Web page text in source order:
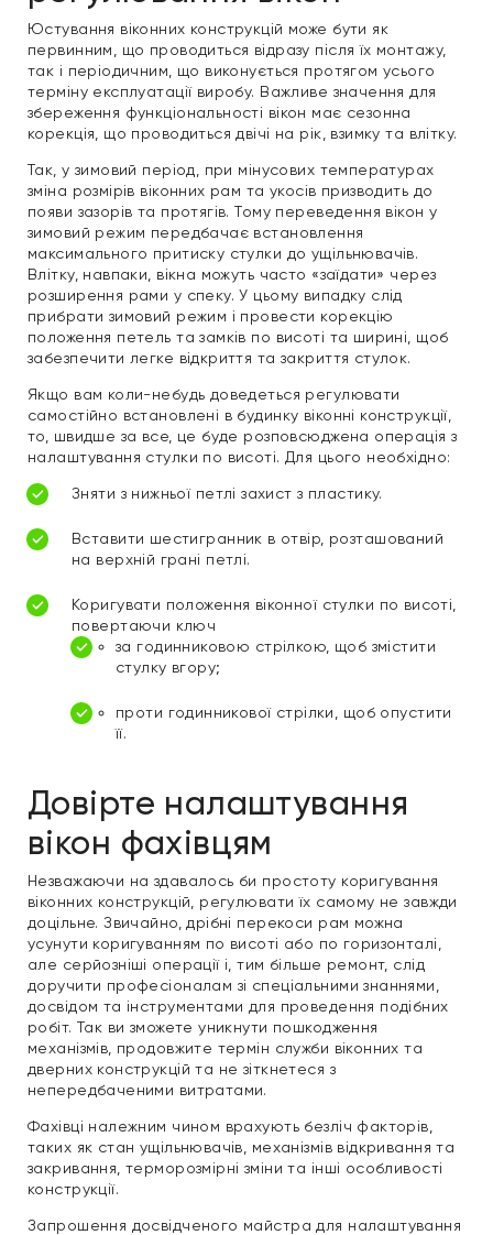
Юстування віконних конструкцій може бути як
первинним, що проводиться відразу після їх монтажу,
так і періодичним, що виконується протягом усього
терміну експлуатації виробу. Важливе значення для
збереження функціональності вікон має сезонна
корекція, що проводиться двічі на рік, взимку та влітку.
Так, у зимовий період, при мінусових температурах
зміна розмірів віконних рам та укосів призводить до
появи зазорів та протягів. Тому переведення вікон у
зимовий режим передбачає встановлення
максимального притиску стулки до ущільнювачів.
Влітку, навпаки, вікна можуть часто «заїдати» через
розширення рами у спеку. У цьому випадку слід
прибрати зимовий режим і провести корекцію
положення петель та замків по висоті та ширині, щоб
забезпечити легке відкриття та закриття стулок.
Якщо вам коли-небудь доведеться регулювати
самостійно встановлені в будинку віконні конструкції,
то, швидше за все, це буде розповсюджена операція з
налаштування стулки по висоті. Для цього необхідно:
Зняти з нижньої петлі захист з пластику.
Вставити шестигранник в отвір, розташований
на верхній грані петлі.
Коригувати положення віконної стулки по висоті,
повертаючи ключ
за годинниковою стрілкою, щоб змістити
стулку вгору;
проти годинникової стрілки, щоб опустити
її.
Довірте налаштування
вікон фахівцям
Незважаючи на здавалось би простоту коригування
віконних конструкцій, регулювати їх самому не завжди
доцільне. Звичайно, дрібні перекоси рам можна
усунути коригуванням по висоті або по горизонталі,
але серйозніші операції і, тим більше ремонт, слід
доручити професіоналам зі спеціальними знаннями,
досвідом та інструментами для проведення подібних
робіт. Так ви зможете уникнути пошкодження
механізмів, продовжите термін служби віконних та
дверних конструкцій та не зіткнетеся з
непередбаченими витратами.
Фахівці належним чином врахують безліч факторів,
таких як стан ущільнювачів, механізмів відкривання та
закривання, терморозмірні зміни та інші особливості
конструкції.
Запрошення досвідченого майстра для налаштування